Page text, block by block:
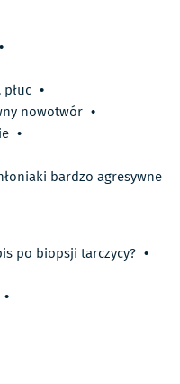
•
•
nowotwór •
•
bardzo agresywne
po biopsji tarczycy? •
•